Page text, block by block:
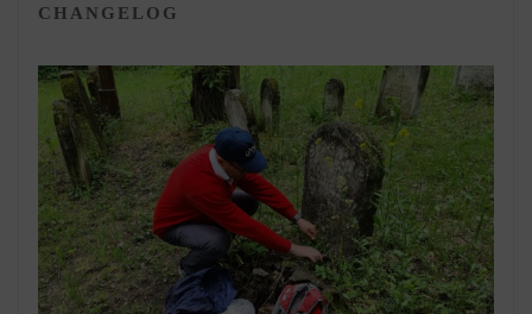
CHANGELOG